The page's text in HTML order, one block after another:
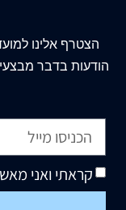
הצטרף אלינו
הודעות בדבר
קראתי ואני